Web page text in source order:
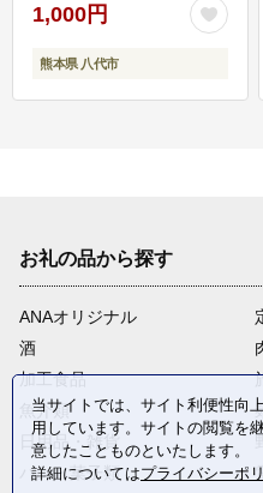
1,000円
熊本県 八代市
お礼の品から探す
ANAオリジナル
酒
加工食品
魚介類
日用品・雑貨
パン・菓子類
当サイトでは、サイト利便性向
用しています。サイトの閲覧を
意したことものといたします。
詳細についてはプライバシーポ